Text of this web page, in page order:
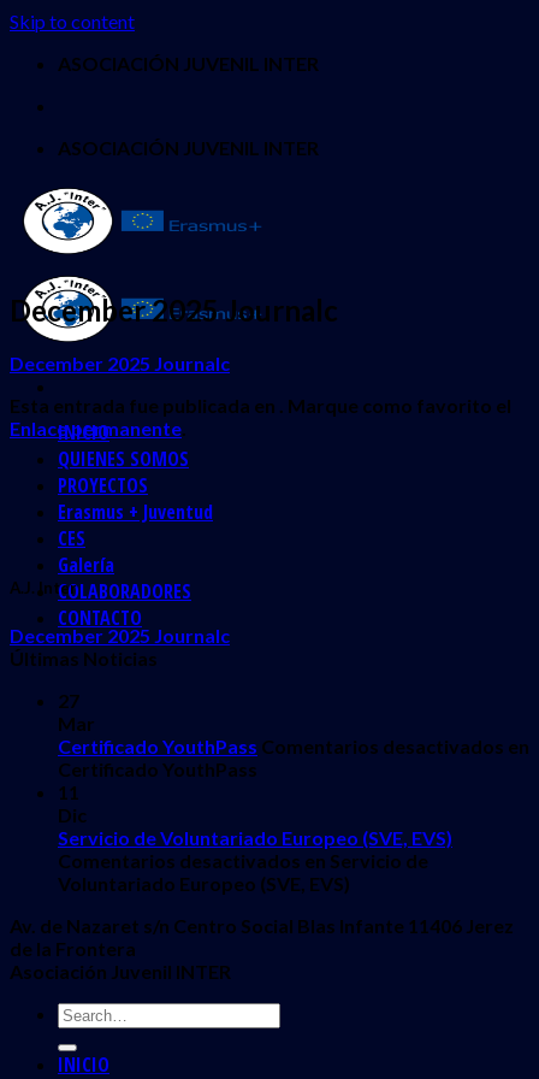
Skip to content
ASOCIACIÓN JUVENIL INTER
ASOCIACIÓN JUVENIL INTER
INICIO
QUIENES SOMOS
PROYECTOS
Erasmus + Juventud
CES
Galería
COLABORADORES
CONTACTO
December 2025 Journalc
December 2025 Journalc
Esta entrada fue publicada en . Marque como favorito el
Enlace permanente.
A.J. Inter
December 2025 Journalc
Últimas Noticias
27
Mar
Certificado YouthPass Comentarios desactivados en
Certificado YouthPass
11
Dic
Servicio de Voluntariado Europeo (SVE, EVS)
Comentarios desactivados en Servicio de
Voluntariado Europeo (SVE, EVS)
Av. de Nazaret s/n Centro Social Blas Infante 11406 Jerez
de la Frontera
Asociación Juvenil INTER
INICIO